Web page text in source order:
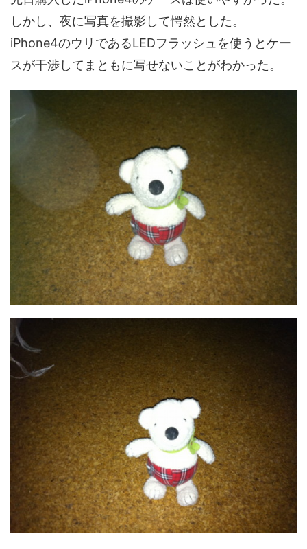
しかし、夜に写真を撮影して愕然とした。
iPhone4のウリであるLEDフラッシュを使うとケー
スが干渉してまともに写せないことがわかった。